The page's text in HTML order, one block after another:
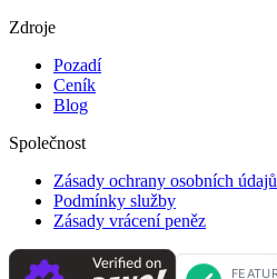
Zdroje
Pozadí
Ceník
Blog
Společnost
Zásady ochrany osobních údajů
Podmínky služby
Zásady vrácení peněz